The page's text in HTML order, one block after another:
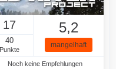
17
40
Punkte
5,2
mangelhaft
Noch keine Empfehlungen